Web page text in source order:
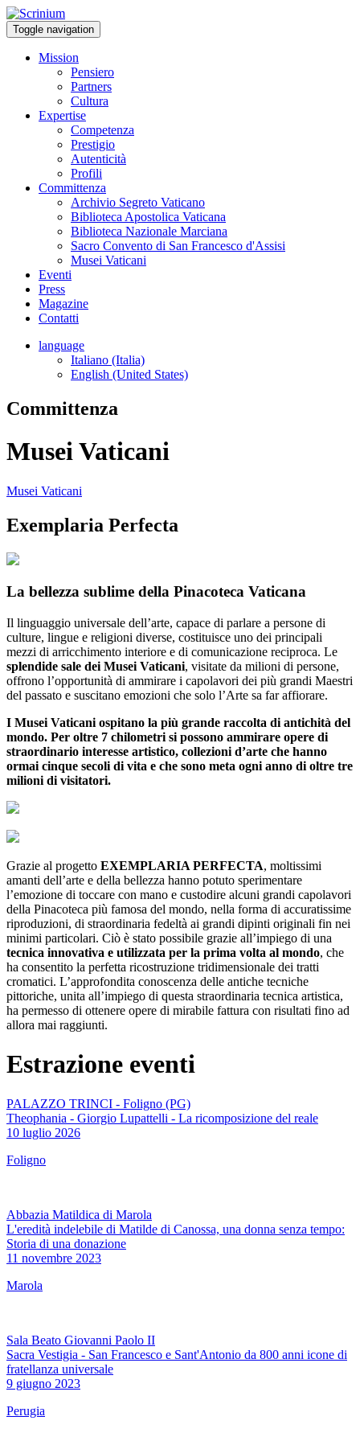
Toggle navigation
Mission
Pensiero
Partners
Cultura
Expertise
Competenza
Prestigio
Autenticità
Profili
Committenza
Archivio Segreto Vaticano
Biblioteca Apostolica Vaticana
Biblioteca Nazionale Marciana
Sacro Convento di San Francesco d'Assisi
Musei Vaticani
Eventi
Press
Magazine
Contatti
language
Italiano (Italia)
English (United States)
Committenza
Musei Vaticani
Musei Vaticani
Exemplaria Perfecta
La bellezza sublime della Pinacoteca Vaticana
Il linguaggio universale dell’arte, capace di parlare a persone di
culture, lingue e religioni diverse, costituisce uno dei principali
mezzi di arricchimento interiore e di comunicazione reciproca. Le
splendide sale dei Musei Vaticani, visitate da milioni di persone,
offrono l’opportunità di ammirare i capolavori dei più grandi Maestri
del passato e suscitano emozioni che solo l’Arte sa far affiorare.
I Musei Vaticani ospitano la più grande raccolta di antichità del
mondo. Per oltre 7 chilometri si possono ammirare opere di
straordinario interesse artistico, collezioni d’arte che hanno
ormai cinque secoli di vita e che sono meta ogni anno di oltre tre
milioni di visitatori.
Grazie al progetto EXEMPLARIA PERFECTA, moltissimi
amanti dell’arte e della bellezza hanno potuto sperimentare
l’emozione di toccare con mano e custodire alcuni grandi capolavori
della Pinacoteca più famosa del mondo, nella forma di accuratissime
riproduzioni, di straordinaria fedeltà ai grandi dipinti originali fin nei
minimi particolari. Ciò è stato possibile grazie all’impiego di una
tecnica innovativa e utilizzata per la prima volta al mondo, che
ha consentito la perfetta ricostruzione tridimensionale dei tratti
cromatici. L’approfondita conoscenza delle antiche tecniche
pittoriche, unita all’impiego di questa straordinaria tecnica artistica,
ha permesso di ottenere opere di mirabile fattura con risultati fino ad
allora mai raggiunti.
Estrazione eventi
PALAZZO TRINCI - Foligno (PG)
Theophania - Giorgio Lupattelli - La ricomposizione del reale
10 luglio 2026
Foligno
Abbazia Matildica di Marola
L'eredità indelebile di Matilde di Canossa, una donna senza tempo:
Storia di una donazione
11 novembre 2023
Marola
Sala Beato Giovanni Paolo II
Sacra Vestigia - San Francesco e Sant'Antonio da 800 anni icone di
fratellanza universale
9 giugno 2023
Perugia